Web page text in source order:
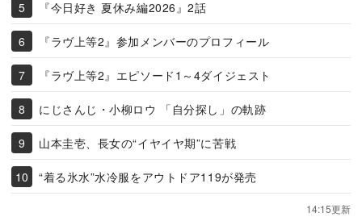
『今日好き 夏休み編2026』2話
『ラヴ上等2』参加メンバーのプロフィール
『ラヴ上等2』エピソード1～4ダイジェスト
にじさんじ・小柳ロウ 「自分探し」の軌跡
山本圭壱、長女の“イヤイヤ期”に苦戦
“着る氷水”水冷服をアウトドア119が発売
14:15更新